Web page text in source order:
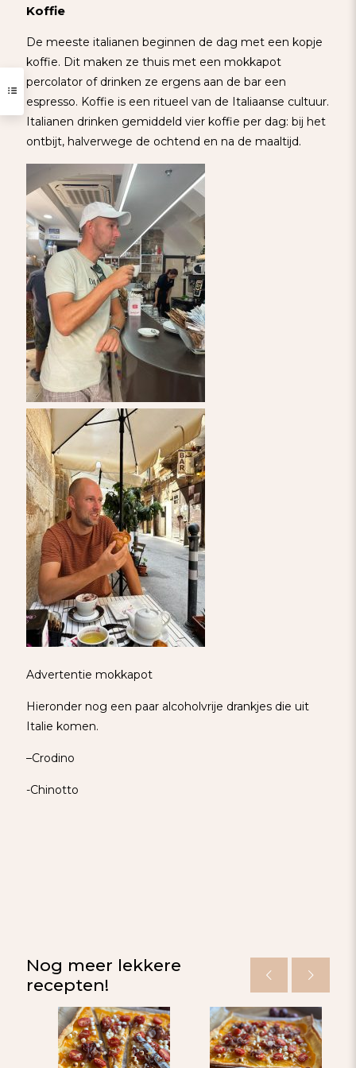
Koffie
De meeste italianen beginnen de dag met een kopje
koffie. Dit maken ze thuis met een mokkapot
percolator of drinken ze ergens aan de bar een
espresso. Koffie is een ritueel van de Italiaanse cultuur.
Italianen drinken gemiddeld vier koffie per dag: bij het
ontbijt, halverwege de ochtend en na de maaltijd.
Advertentie mokkapot
Hieronder nog een paar alcoholvrije drankjes die uit
Italie komen.
–Crodino
-Chinotto
Nog meer lekkere
recepten!